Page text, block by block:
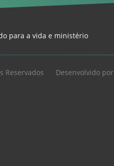
para a vida e ministério
Reservados Desenvolvido por